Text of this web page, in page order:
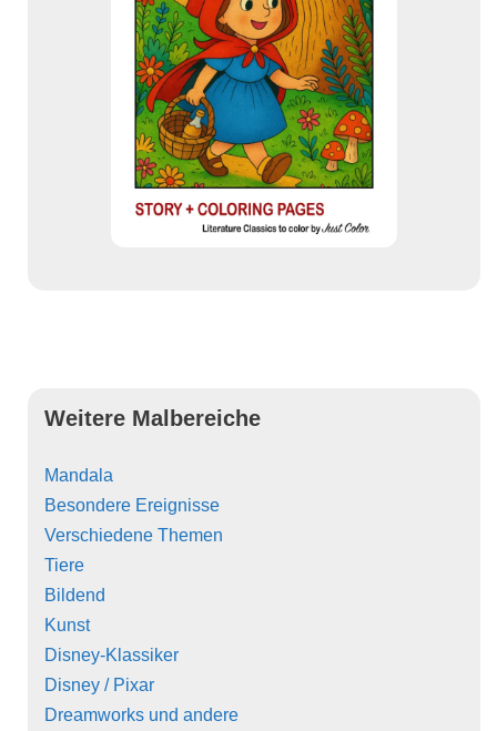
Weitere Malbereiche
Mandala
Besondere Ereignisse
Verschiedene Themen
Tiere
Bildend
Kunst
Disney-Klassiker
Disney / Pixar
Dreamworks und andere